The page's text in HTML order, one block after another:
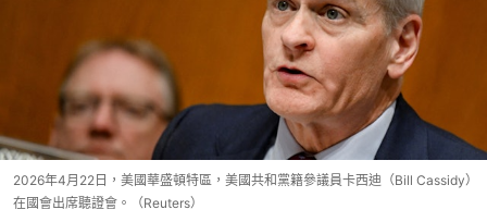
2026年4月22日，美國華盛頓特區，美國共和黨籍參議員卡西迪（Bill Cassidy）
在國會出席聽證會。（Reuters）